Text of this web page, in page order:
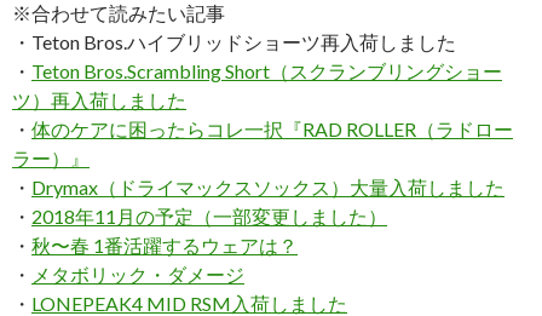
※合わせて読みたい記事
・Teton Bros.ハイブリッドショーツ再入荷しました
・ Teton Bros.Scrambling Short（スクランブリングショー
ツ）再入荷しました
・ 体のケアに困ったらコレ一択『RAD ROLLER（ラドロー
ラー）』
・ Drymax（ドライマックスソックス）大量入荷しました
・ 2018年11月の予定（一部変更しました）
・ 秋〜春 1番活躍するウェアは？
・ メタボリック・ダメージ
・ LONEPEAK4 MID RSM入荷しました